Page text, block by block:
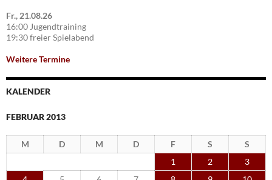
Fr., 21.08.26
16:00 Jugendtraining
19:30 freier Spielabend
Weitere Termine
KALENDER
FEBRUAR 2013
M D M D F S
S
1
2
3